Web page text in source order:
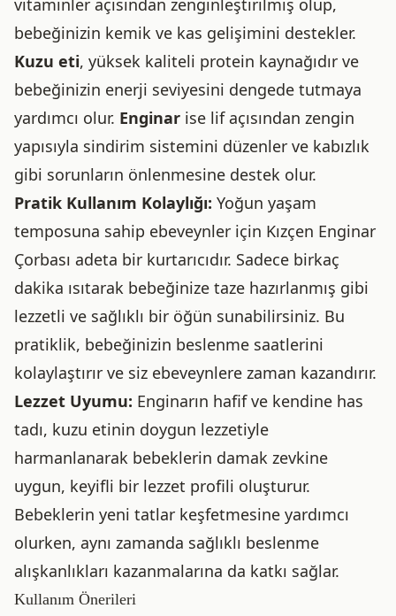
vitaminler açısından zenginleştirilmiş olup,
bebeğinizin kemik ve kas gelişimini destekler.
Kuzu eti, yüksek kaliteli protein kaynağıdır ve
bebeğinizin enerji seviyesini dengede tutmaya
yardımcı olur. Enginar ise lif açısından zengin
yapısıyla sindirim sistemini düzenler ve kabızlık
gibi sorunların önlenmesine destek olur.
Pratik Kullanım Kolaylığı: Yoğun yaşam
temposuna sahip ebeveynler için Kızçen Enginar
Çorbası adeta bir kurtarıcıdır. Sadece birkaç
dakika ısıtarak bebeğinize taze hazırlanmış gibi
lezzetli ve sağlıklı bir öğün sunabilirsiniz. Bu
pratiklik, bebeğinizin beslenme saatlerini
kolaylaştırır ve siz ebeveynlere zaman kazandırır.
Lezzet Uyumu: Enginarın hafif ve kendine has
tadı, kuzu etinin doygun lezzetiyle
harmanlanarak bebeklerin damak zevkine
uygun, keyifli bir lezzet profili oluşturur.
Bebeklerin yeni tatlar keşfetmesine yardımcı
olurken, aynı zamanda sağlıklı beslenme
alışkanlıkları kazanmalarına da katkı sağlar.
Kullanım Önerileri